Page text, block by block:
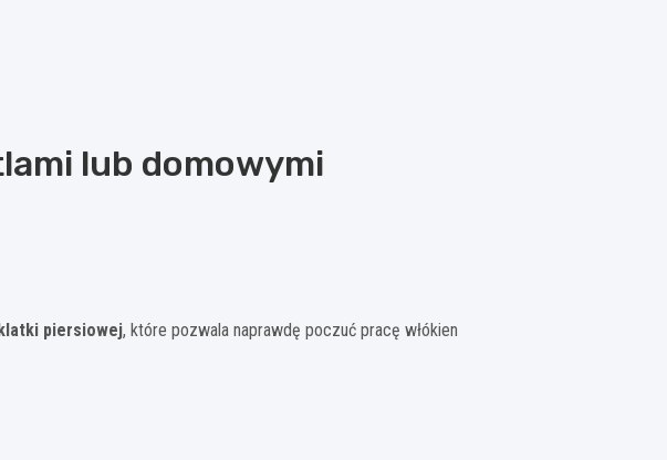
lub domowymi
piersiowej, które pozwala naprawdę poczuć pracę włókien